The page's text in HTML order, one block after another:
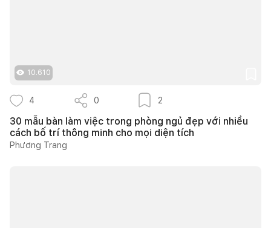
10.610
4 0 2
30 mẫu bàn làm việc trong phòng ngủ đẹp với nhiều
cách bố trí thông minh cho mọi diện tích
Phương Trang